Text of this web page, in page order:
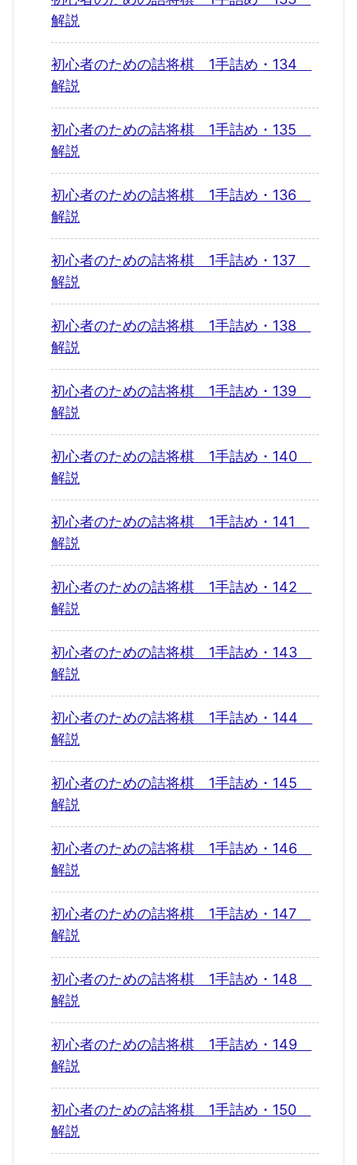
解説
初心者のための詰将棋 1手詰め・134
解説
初心者のための詰将棋 1手詰め・135
解説
初心者のための詰将棋 1手詰め・136
解説
初心者のための詰将棋 1手詰め・137
解説
初心者のための詰将棋 1手詰め・138
解説
初心者のための詰将棋 1手詰め・139
解説
初心者のための詰将棋 1手詰め・140
解説
初心者のための詰将棋 1手詰め・141
解説
初心者のための詰将棋 1手詰め・142
解説
初心者のための詰将棋 1手詰め・143
解説
初心者のための詰将棋 1手詰め・144
解説
初心者のための詰将棋 1手詰め・145
解説
初心者のための詰将棋 1手詰め・146
解説
初心者のための詰将棋 1手詰め・147
解説
初心者のための詰将棋 1手詰め・148
解説
初心者のための詰将棋 1手詰め・149
解説
初心者のための詰将棋 1手詰め・150
解説